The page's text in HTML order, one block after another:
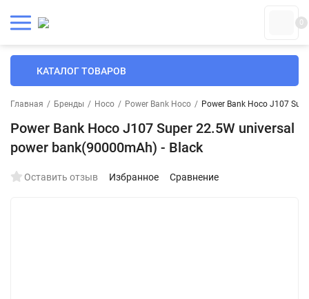
0
КАТАЛОГ ТОВАРОВ
Главная / Бренды / Hoco / Power Bank Hoco / Power Bank Hoco J107
Power Bank Hoco J107 Super 22.5W universal
power bank(90000mAh) - Black
Оставить отзыв Избранное Сравнение